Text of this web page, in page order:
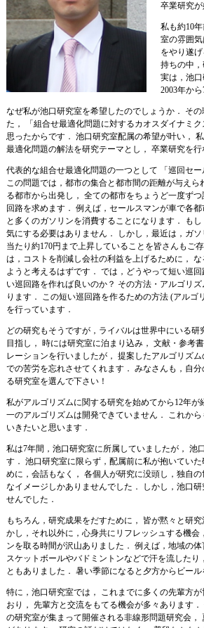
卒業研究が
私も約10
室の雰囲
をやり遂
持ちの中
実は，池口
2003年か
なぜ私が池口研究室を希望したのでしょうか． そ
た， 「組合せ最適化問題に対するカオスダイナミ
思ったからです． 池口研究室配属の希望が叶い，
最適化問題の解法を研究テーマとし， 卒業研究を行
代表的な組合せ最適化問題の一つとして 「巡回セ
この問題では，都市の集合と都市間の距離が与え
る都市から出発し， 全ての都市をちょうど一度ず
回路を求めます． 例えば，セールスマンが車で各
と多くのガソリンを消費することになります． も
気にする必要はありません． しかし，最近は，ガ
当たり約170円まで上昇していることを皆さんもご
は，コストを削減し会社の利益を上げるために，
ようと考えるはずです． では，どうやって短い巡
い巡回路を作れば良いのか？ その方法・アルゴリ
ります． この短い巡回路を作るための方法 (アル
を行っています．
どの研究もそうですが，ライバルは世界中にいる
目指し， 時には研究室に泊まり込み， 文献・参考
レーションを行いましたが， 提案したアルゴリズ
での苦労を忘れさせてくれます． みなさんも，自
る研究室を選んで下さい！
私がアルゴリズムに関する研究を始めてから12年
一のアルゴリズムは開発できていません． これか
いきたいと思います．
私は7年間，池口研究室に所属していましたが， 池
す． 池口研究室に限らず，配属前に私が抱いてい
めに，会話もなく， 各個人が研究に没頭し，独自
なイメージしかありませんでした． しかし，池口
せんでした．
もちろん，研究成果をだすために， 皆が黙々と研
かし，それ以外に，心身共にリフレッシュする機会
ンを取る時間が沢山ありました． 例えば，地域の
スケットボールやバドミントンなどで汗を流した
ともありました． 暑い季節になると夕方からビール
特に，池口研究室では， これまでに多くの先輩方
おり， 先輩方と交流をもてる機会が多々あります
の研究室が集まって開催される非線形問題研究会